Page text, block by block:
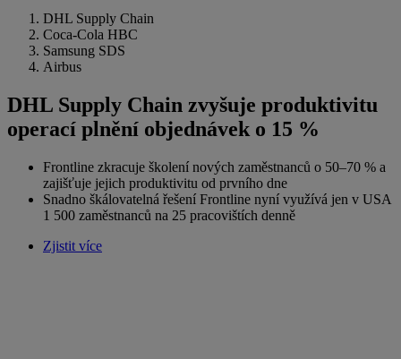
DHL Supply Chain
Coca-Cola HBC
Samsung SDS
Airbus
DHL Supply Chain zvyšuje produktivitu
operací plnění objednávek o 15 %
Frontline zkracuje školení nových zaměstnanců o 50–70 % a
zajišťuje jejich produktivitu od prvního dne
Snadno škálovatelná řešení Frontline nyní využívá jen v USA
1 500 zaměstnanců na 25 pracovištích denně
Zjistit více